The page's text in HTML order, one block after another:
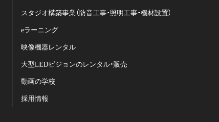
スタジオ構築事業（防音工事・照明工事・機材設置）
eラーニング
映像機器レンタル
大型LEDビジョンのレンタル・販売
動画の学校
採用情報